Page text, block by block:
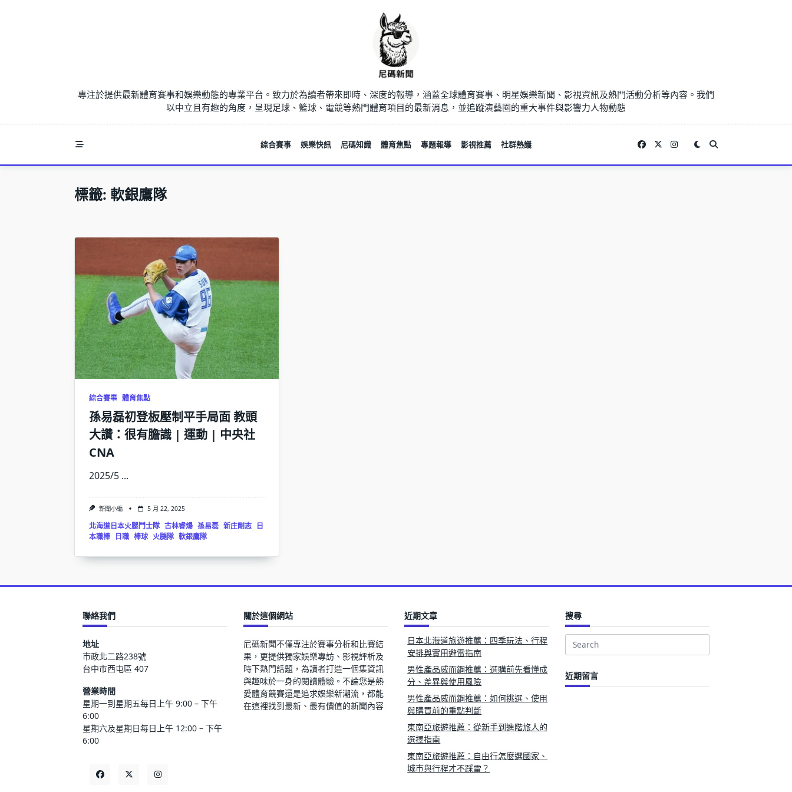
專注於提供最新體育賽事和娛樂動態的專業平台。致力於為讀者帶來即時、深度的報導，涵蓋全球體育賽事、明星娛樂新聞、影視資訊及熱門活動分析等內容。我們
以中立且有趣的角度，呈現足球、籃球、電競等熱門體育項目的最新消息，並追蹤演藝圈的重大事件與影響力人物動態
綜合賽事 娛樂快訊 尼碼知識 體育焦點 專題報導 影視推薦 社群熱議
標籤: 軟銀鷹隊
綜合賽事 體育焦點
孫易磊初登板壓制平手局面 教頭
大讚：很有膽識 | 運動 | 中央社
CNA
2025/5 ...
新聞小編 5 月 22, 2025
北海道日本火腿鬥士隊 古林睿煬 孫易磊 新庄剛志 日
本職棒 日職 棒球 火腿隊 軟銀鷹隊
聯絡我們
地址
市政北二路238號
台中市西屯區 407
營業時間
星期一到星期五每日上午 9:00 – 下午
6:00
星期六及星期日每日上午 12:00 – 下午
6:00
關於這個網站
尼碼新聞不僅專注於賽事分析和比賽結
果，更提供獨家娛樂專訪、影視評析及
時下熱門話題，為讀者打造一個集資訊
與趣味於一身的閱讀體驗。不論您是熱
愛體育競賽還是追求娛樂新潮流，都能
在這裡找到最新、最有價值的新聞內容
近期文章
日本北海道旅遊推薦：四季玩法、行程
安排與實用避雷指南
男性產品威而鋼推薦：選購前先看懂成
分、差異與使用風險
男性產品威而鋼推薦：如何挑選、使用
與購買前的重點判斷
東南亞旅遊推薦：從新手到進階旅人的
選擇指南
東南亞旅遊推薦：自由行怎麼選國家、
城市與行程才不踩雷？
搜尋
Search
近期留言